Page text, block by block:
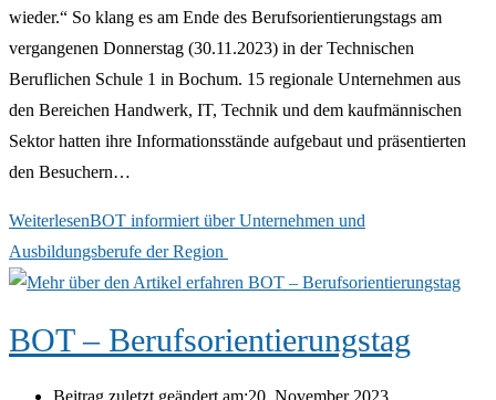
wieder.“ So klang es am Ende des Berufsorientierungstags am
vergangenen Donnerstag (30.11.2023) in der Technischen
Beruflichen Schule 1 in Bochum. 15 regionale Unternehmen aus
den Bereichen Handwerk, IT, Technik und dem kaufmännischen
Sektor hatten ihre Informationsstände aufgebaut und präsentierten
den Besuchern…
WeiterlesenBOT informiert über Unternehmen und
Ausbildungsberufe der Region
BOT – Berufsorientierungstag